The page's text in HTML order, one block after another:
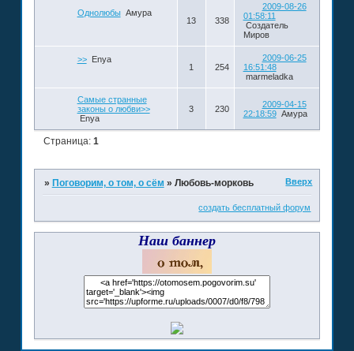
Однолюбы Амура
13
338
2009-08-26
01:58:11
Создатель
Миров
>>
Enya
1
254
2009-06-25
16:51:48
marmeladka
Самые странные
законы о любви>>
Enya
3 230
2009-04-15
22:18:59 Амура
Страница: 1
» Поговорим, о том, о сём » Любовь-морковь Вверх
создать бесплатный форум
Наш баннер